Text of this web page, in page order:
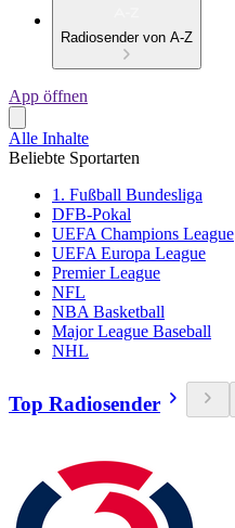
Radiosender von A-Z
App öffnen
Alle Inhalte
Beliebte Sportarten
1. Fußball Bundesliga
DFB-Pokal
UEFA Champions League
UEFA Europa League
Premier League
NFL
NBA Basketball
Major League Baseball
NHL
Top Radiosender